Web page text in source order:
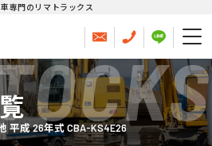
専門のリマトラックス
平成 26年式 CBA-KS4E26